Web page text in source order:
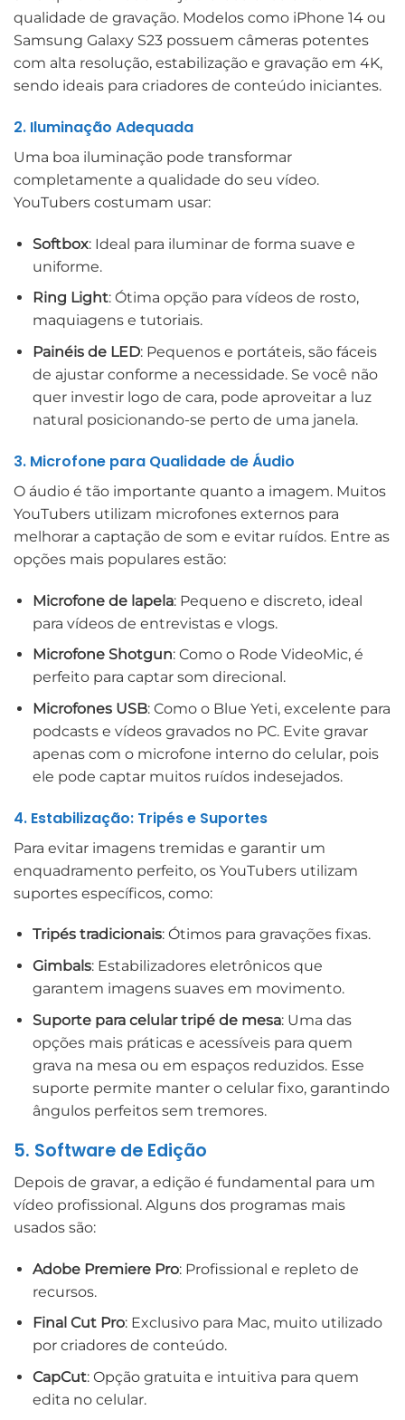
qualidade de gravação. Modelos como iPhone 14 ou
Samsung Galaxy S23 possuem câmeras potentes
com alta resolução, estabilização e gravação em 4K,
sendo ideais para criadores de conteúdo iniciantes.
2. Iluminação Adequada
Uma boa iluminação pode transformar
completamente a qualidade do seu vídeo.
YouTubers costumam usar:
Softbox: Ideal para iluminar de forma suave e
uniforme.
Ring Light: Ótima opção para vídeos de rosto,
maquiagens e tutoriais.
Painéis de LED: Pequenos e portáteis, são fáceis
de ajustar conforme a necessidade. Se você não
quer investir logo de cara, pode aproveitar a luz
natural posicionando-se perto de uma janela.
3. Microfone para Qualidade de Áudio
O áudio é tão importante quanto a imagem. Muitos
YouTubers utilizam microfones externos para
melhorar a captação de som e evitar ruídos. Entre as
opções mais populares estão:
Microfone de lapela: Pequeno e discreto, ideal
para vídeos de entrevistas e vlogs.
Microfone Shotgun: Como o Rode VideoMic, é
perfeito para captar som direcional.
Microfones USB: Como o Blue Yeti, excelente para
podcasts e vídeos gravados no PC. Evite gravar
apenas com o microfone interno do celular, pois
ele pode captar muitos ruídos indesejados.
4. Estabilização: Tripés e Suportes
Para evitar imagens tremidas e garantir um
enquadramento perfeito, os YouTubers utilizam
suportes específicos, como:
Tripés tradicionais: Ótimos para gravações fixas.
Gimbals: Estabilizadores eletrônicos que
garantem imagens suaves em movimento.
Suporte para celular tripé de mesa: Uma das
opções mais práticas e acessíveis para quem
grava na mesa ou em espaços reduzidos. Esse
suporte permite manter o celular fixo, garantindo
ângulos perfeitos sem tremores.
5. Software de Edição
Depois de gravar, a edição é fundamental para um
vídeo profissional. Alguns dos programas mais
usados são:
Adobe Premiere Pro: Profissional e repleto de
recursos.
Final Cut Pro: Exclusivo para Mac, muito utilizado
por criadores de conteúdo.
CapCut: Opção gratuita e intuitiva para quem
edita no celular.